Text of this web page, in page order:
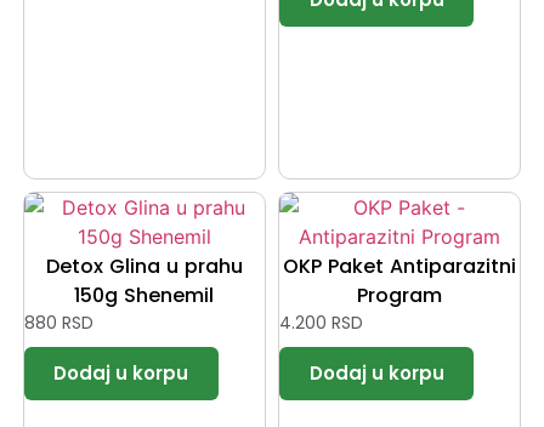
Detox Glina u prahu
150g Shenemil
880 RSD
OKP Paket Antiparazitni
Program
4.200 RSD